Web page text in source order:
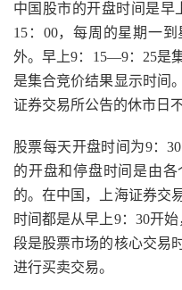
中国股市的开盘时间是
15：00，每周的星期一
外。早上9：15—9：25是
是集合竞价结果显示时间
证券交易所公告的休市日不
股票每天开盘时间为9：
的开盘和停盘时间是由
的。在中国，上海证券交
时间都是从早上9：30开
段是股票市场的核心交易
进行买卖交易。